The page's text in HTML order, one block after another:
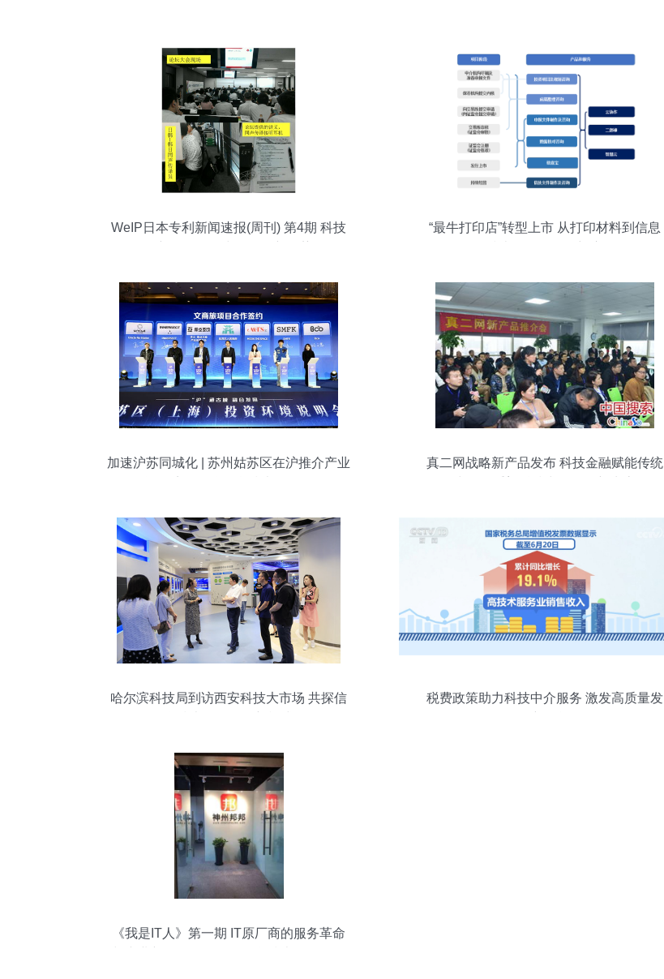
WeIP日本专利新闻速报(周刊) 第4期 科技
“最牛打印店”转型上市 从打印材料到信息
加速沪苏同城化 | 苏州姑苏区在沪推介产业
真二网战略新产品发布 科技金融赋能传统
哈尔滨科技局到访西安科技大市场 共探信
税费政策助力科技中介服务 激发高质量发
《我是IT人》第一期 IT原厂商的服务革命